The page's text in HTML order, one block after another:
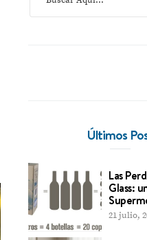
Últimos
Las
Glass:
21 julio,